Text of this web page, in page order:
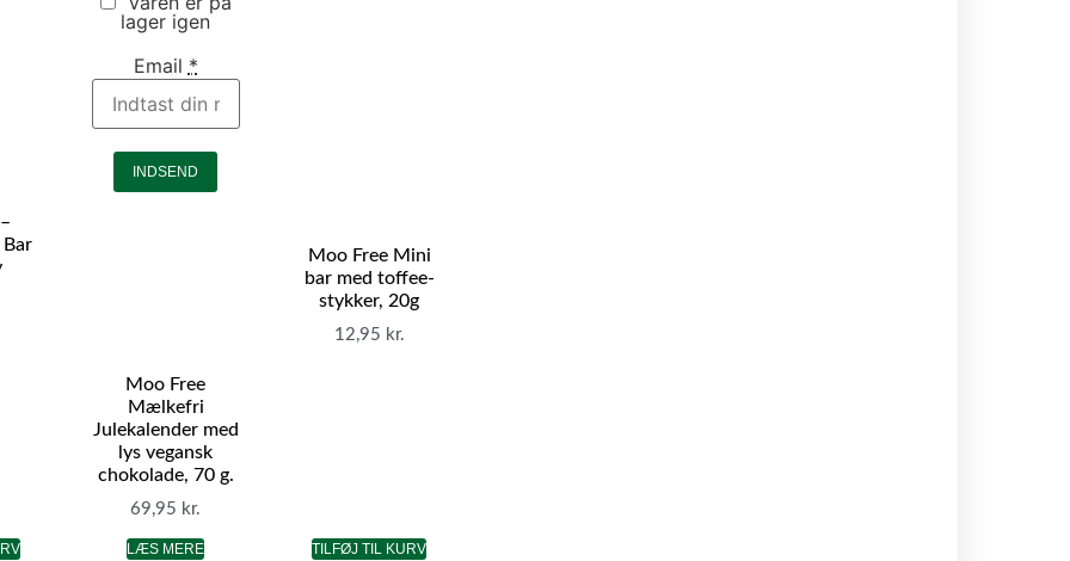
lager igen
Email *
INDSEND
Moo Free
Mælkefri
Julekalender med
lys vegansk
chokolade, 70 g.
69,95 kr.
LÆS MERE
Moo Free Mini
bar med toffee-
stykker, 20g
12,95 kr.
TILFØJ TIL KURV